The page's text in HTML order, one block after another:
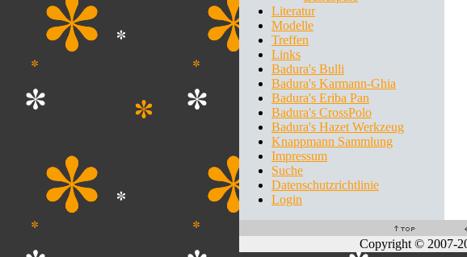
Literatur
Modelle
Treffen
Links
Badura's Bulli
Badura's Karmann-Ghia
Badura's Eriba Pan
Badura's CrossPolo
Badura's Hazet Werkzeug
Knappmann Sammlung
Impressum
Suche
Datenschutzrichtlinie
Login
Copyright © 2007-